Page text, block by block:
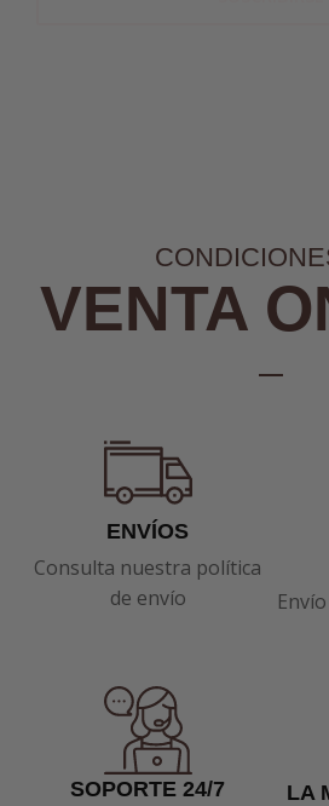
VENTA
ENVÍOS
Consulta nuestra política
de envío
SOPORTE 24/7 LA